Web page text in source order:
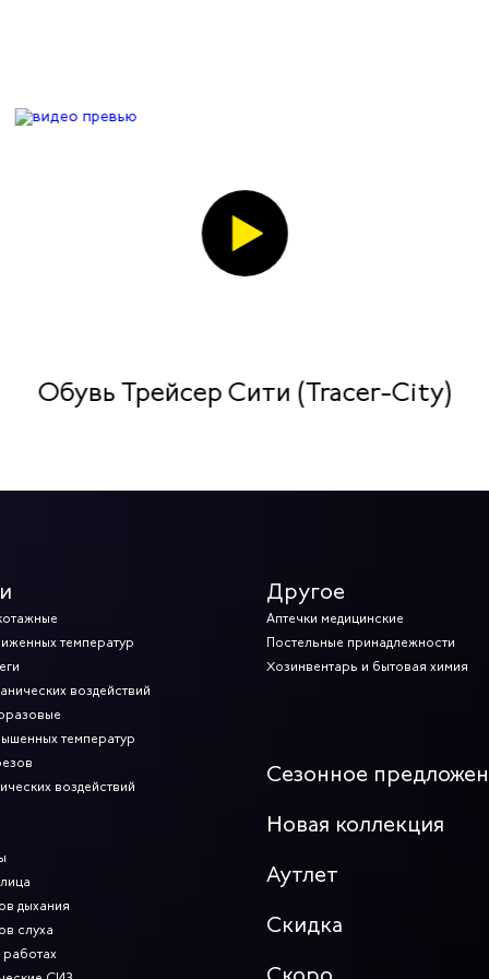
Обувь Трейсер Сити (Tracer-City)
температур
воздействий
температур
воздействий
дыхания
слуха
Другое
Аптечки медицинские
Постельные принадлежности
Хозинвентарь и бытовая химия
Сезонное
Новая коллекция
Аутлет
Скидка